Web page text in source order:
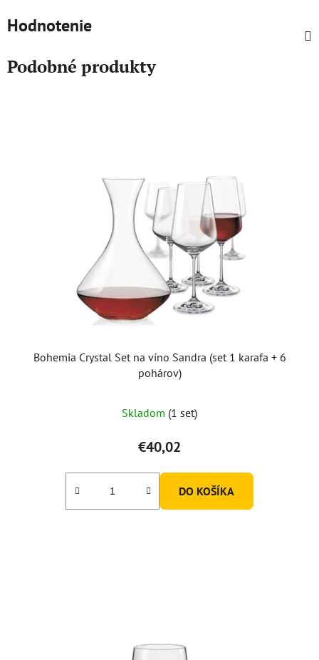
Hodnotenie
Podobné produkty
Bohemia Crystal Set na víno Sandra (set 1 karafa + 6
pohárov)
hodnotenie
produktu
je
5,0
Skladom (1 set)
€40,02
DO KOŠÍKA